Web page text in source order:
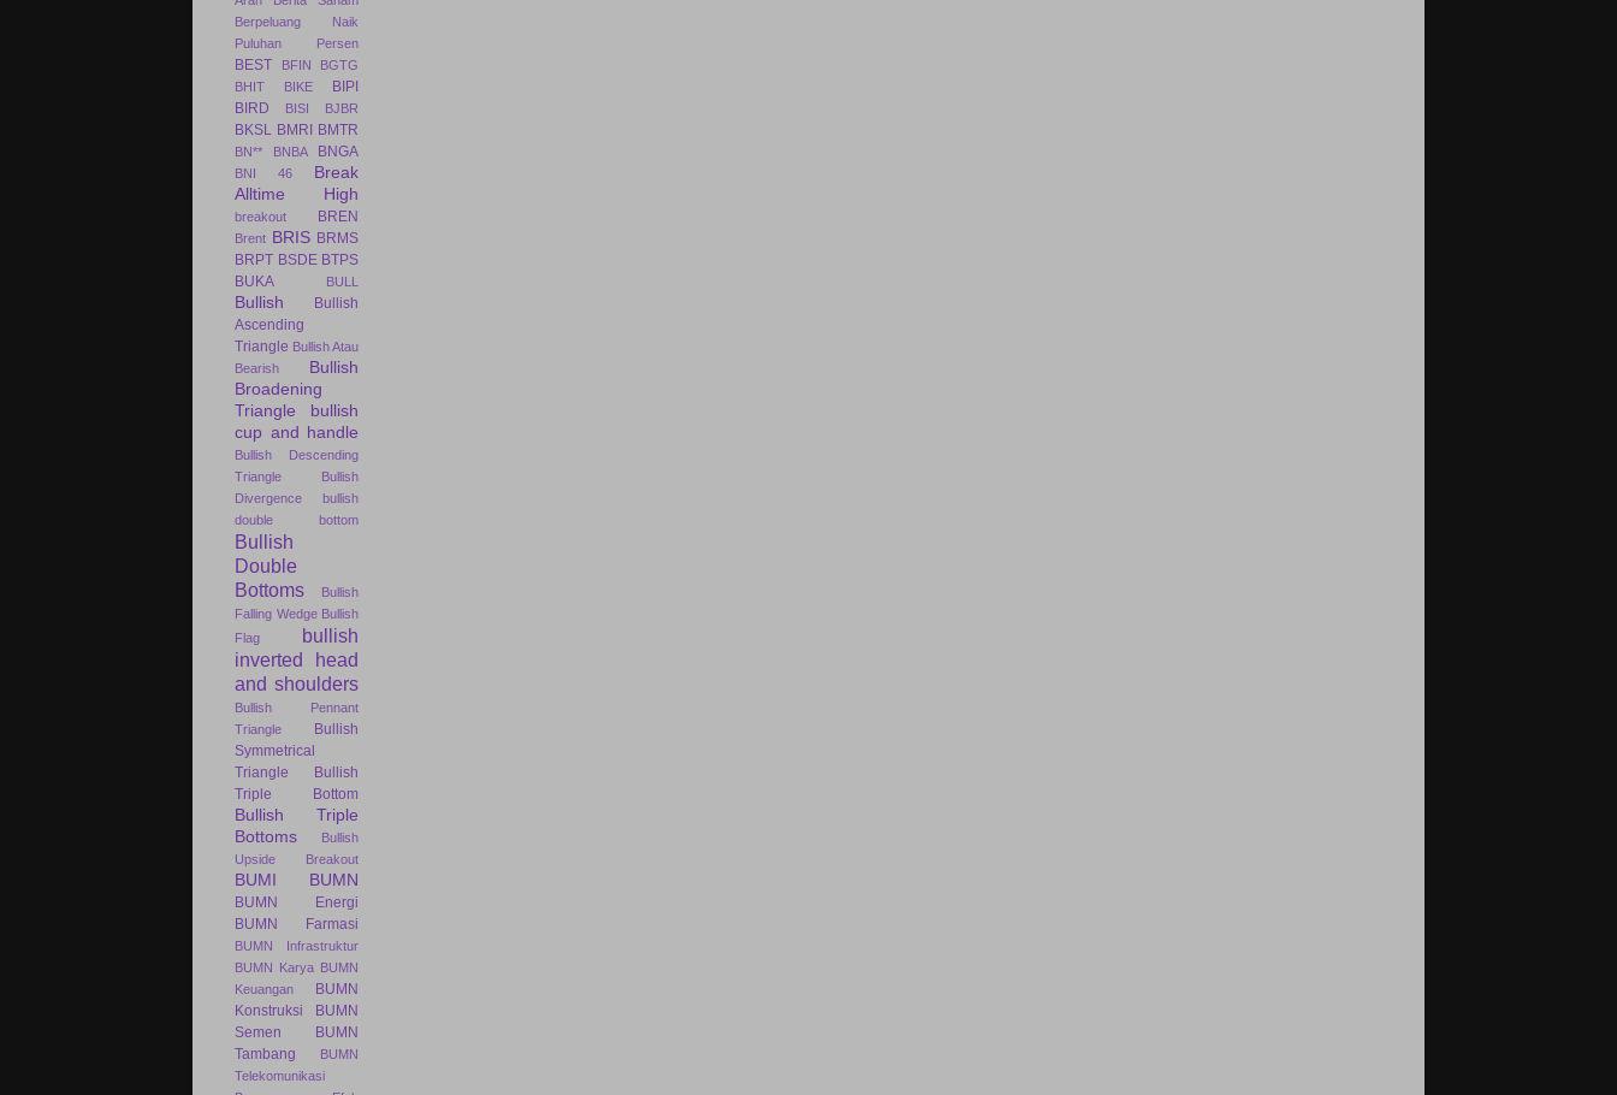
Berpeluang Naik
Puluhan Persen
BEST BFIN
BGTG
BHIT
BIKE
BIPI
BIRD
BISI BJBR
BKSL BMRI BMTR
BN** BNBA BNGA
BNI 46
Break
Alltime High
breakout BREN
Brent BRIS BRMS
BRPT BSDE BTPS
BUKA
BULL
Bullish
Bullish
Ascending
Triangle Bullish Atau
Bearish
Bullish
Broadening
Triangle
bullish
cup and handle
Bullish Descending
Triangle
Bullish
Divergence
bullish
double bottom
Bullish
Double
Bottoms
Bullish
Falling Wedge Bullish
Flag
bullish
inverted head
and shoulders
Bullish Pennant
Triangle
Bullish
Symmetrical
Triangle
Bullish
Triple Bottom
Bullish Triple
Bottoms
Bullish
Upside Breakout
BUMI BUMN
BUMN Energi
BUMN Farmasi
BUMN Infrastruktur
BUMN Karya BUMN
Keuangan
BUMN
Konstruksi
BUMN
Semen
BUMN
Tambang
BUMN
Telekomunikasi